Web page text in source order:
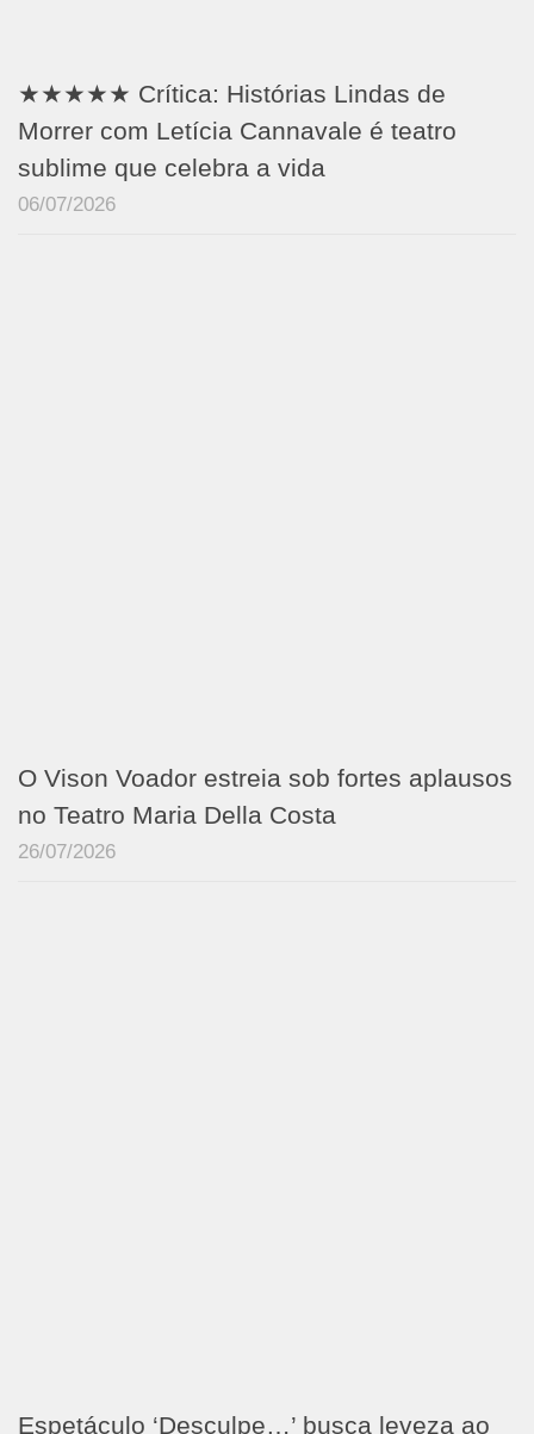
★★★★★ Crítica: Histórias Lindas de
Morrer com Letícia Cannavale é teatro
sublime que celebra a vida
06/07/2026
O Vison Voador estreia sob fortes aplausos
no Teatro Maria Della Costa
26/07/2026
Espetáculo ‘Desculpe…’ busca leveza ao